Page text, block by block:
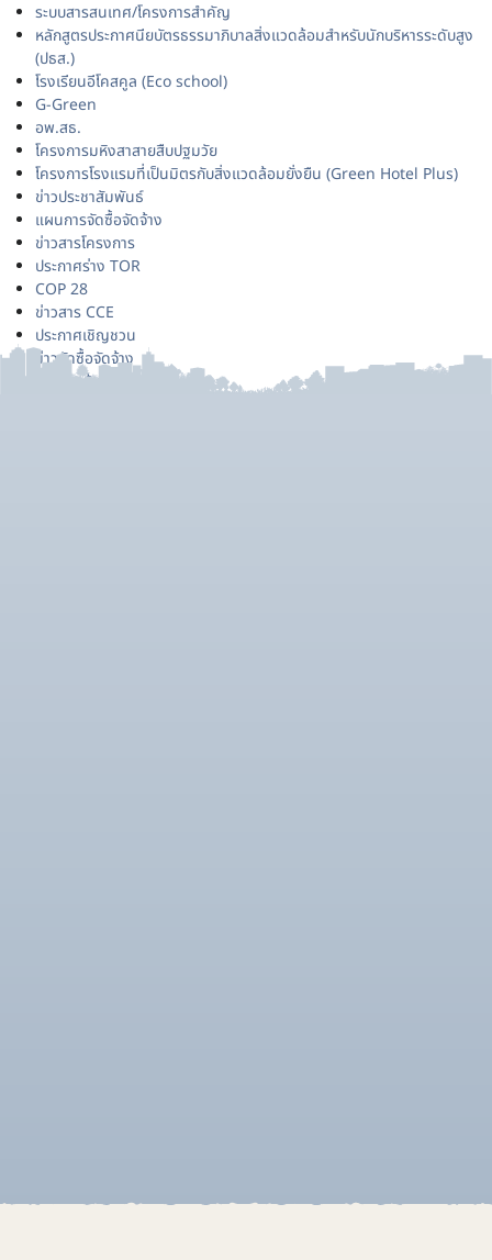
ระบบสารสนเทศ/โครงการสำคัญ
หลักสูตรประกาศนียบัตรธรรมาภิบาลสิ่งแวดล้อมสำหรับนักบริหารระดับสูง
(ปธส.)
โรงเรียนอีโคสคูล (Eco school)
G-Green
อพ.สธ.
โครงการมหิงสาสายสืบปฐมวัย
โครงการโรงแรมที่เป็นมิตรกับสิ่งแวดล้อมยั่งยืน (Green Hotel Plus)
ข่าวประชาสัมพันธ์
แผนการจัดซื้อจัดจ้าง
ข่าวสารโครงการ
ประกาศร่าง TOR
COP 28
ข่าวสาร CCE
ประกาศเชิญชวน
ข่าวจัดซื้อจัดจ้าง
ประกาศผู้ชนะ